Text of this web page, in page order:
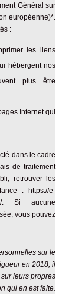
Général sur
européenne)*.
:
les liens
hébergent nos
plus être
Internet qui
dans le cadre
de traitement
retrouver les
:https://e-
. Si aucune
vous pouvez
sur le
en 2018, il
leurs propres
qui en est faite.